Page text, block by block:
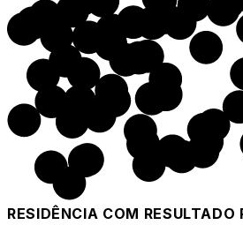
RESIDÊNCIA COM RESULTADO